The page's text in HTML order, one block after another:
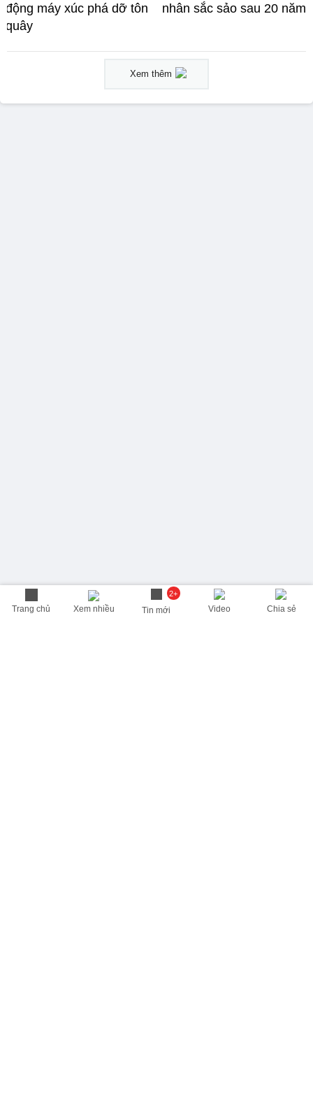
Trang chủ Xem nhiều
2+
Tin mới Video Chia sẻ
động máy xúc phá dỡ tôn
quây
nhân sắc sảo sau 20 năm
Xem thêm